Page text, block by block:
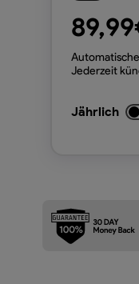
89,99
Jederzeit
Jährlich